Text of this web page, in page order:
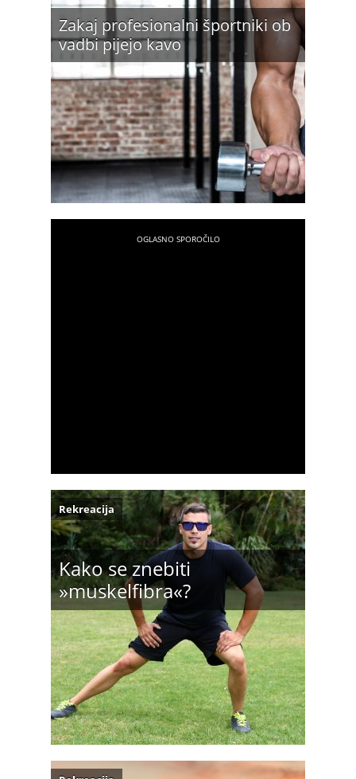
Zakaj profesionalni športniki ob
vadbi pijejo kavo
Kako se znebiti
»muskelfibra«?
Rekreacija